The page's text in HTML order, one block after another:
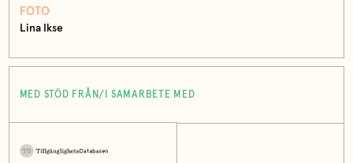
FOTO
Lina Ikse
MED STÖD FRÅN/I SAMARBETE MED